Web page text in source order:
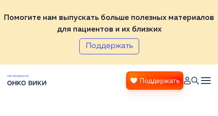
Помогите нам выпускать больше полезных материалов
для пациентов и их близких
Поддержать
Поддержать